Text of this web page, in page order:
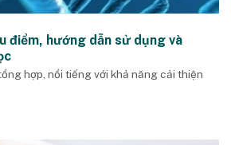
điểm, hướng dẫn sử dụng và
hợp, nổi tiếng với khả năng cải thiện